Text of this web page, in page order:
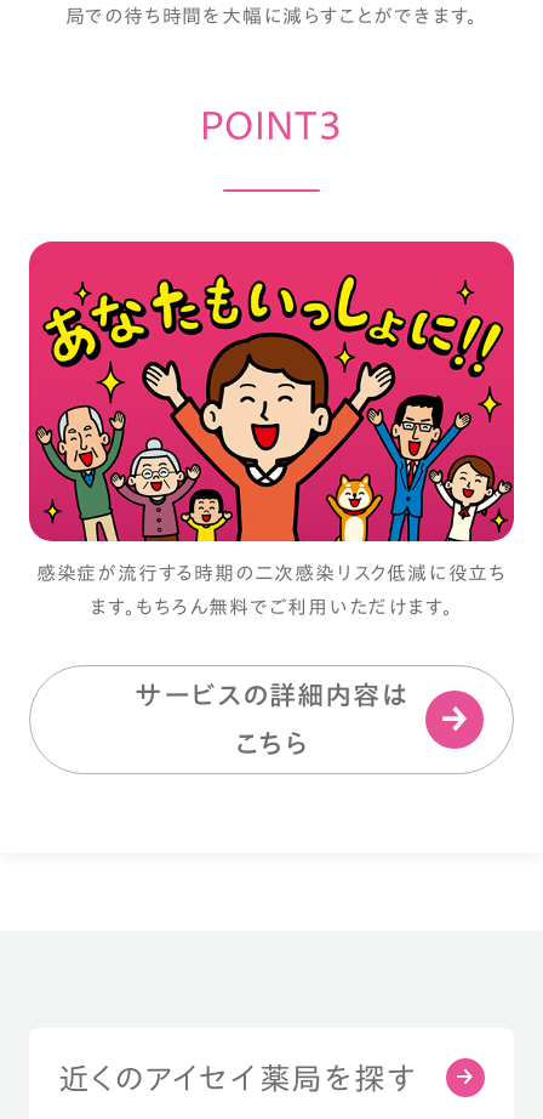
局での待ち時間を大幅に減らすことができます。
POINT3
感染症が流行する時期の二次感染リスク低減に役立ち
ます。もちろん無料でご利用いただけます。
サービスの詳細内容は
こちら
近くのアイセイ薬局を探す